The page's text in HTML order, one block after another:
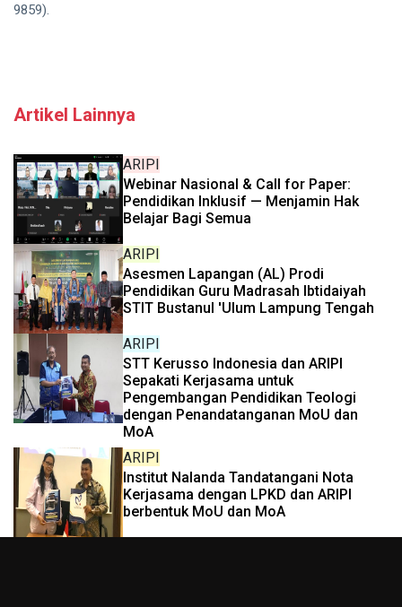
9859).
Artikel Lainnya
ARIPI
Webinar Nasional & Call for Paper:
Pendidikan Inklusif — Menjamin Hak
Belajar Bagi Semua
ARIPI
Asesmen Lapangan (AL) Prodi
Pendidikan Guru Madrasah Ibtidaiyah
STIT Bustanul 'Ulum Lampung Tengah
ARIPI
STT Kerusso Indonesia dan ARIPI
Sepakati Kerjasama untuk
Pengembangan Pendidikan Teologi
dengan Penandatanganan MoU dan
MoA
ARIPI
Institut Nalanda Tandatangani Nota
Kerjasama dengan LPKD dan ARIPI
berbentuk MoU dan MoA